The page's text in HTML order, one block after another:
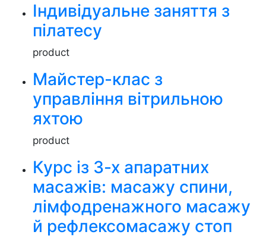
Індивідуальне заняття з
пілатесу
product
Майстер-клас з
управління вітрильною
яхтою
product
Курс із 3-х апаратних
масажів: масажу спини,
лімфодренажного масажу
й рефлексомасажу стоп